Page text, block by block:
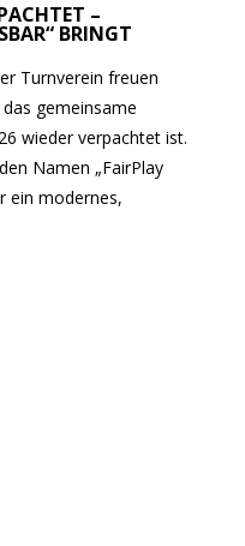
–
BRINGT
Turnverein freuen
gemeinsame
wieder verpachtet ist.
Namen „FairPlay
ein modernes,